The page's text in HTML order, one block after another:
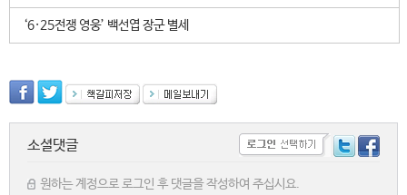
‘6·25전쟁 영웅’ 백선엽 장군 별세
소셜댓글
원하는 계정으로 로그인 후 댓글을 작성하여 주십시요.